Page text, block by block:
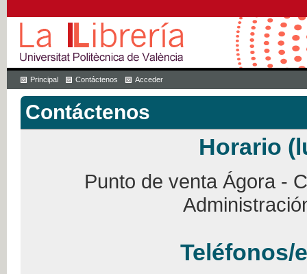
Principal Contáctenos Acceder
Contáctenos
Horario
Punto de venta Ágora -
Teléfonos/